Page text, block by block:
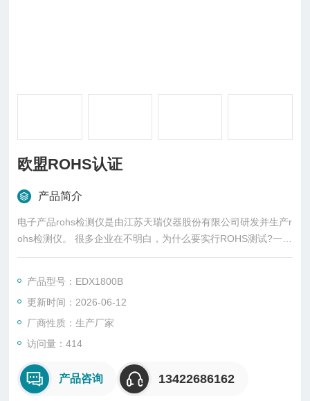
欧盟ROHS认证
产品简介
电子产品rohs检测仪是由江苏天瑞仪器股份有限公司研发并生产r
ohs检测仪。 很多企业在不明白，为什么要实行ROHS测试?一个
电子产品的生命周期从研发、应用、报废、掩埋、在土壤中其有
一代。
产品型号：EDX1800B
更新时间：2026-06-12
厂商性质：生产厂家
访问量：414
产品咨询 13422686162